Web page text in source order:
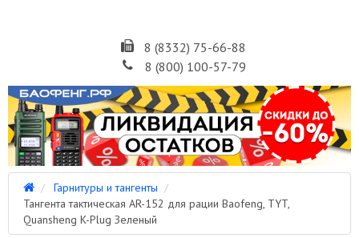
8 (8332) 75-66-88
8 (800) 100-57-79
Гарнитуры и тангенты
Тангента тактическая AR-152 для рации Baofeng, TYT,
Quansheng K-Plug Зеленый